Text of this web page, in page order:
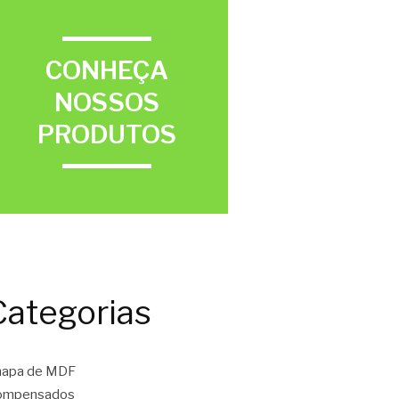
CONHEÇA
NOSSOS
PRODUTOS
de MDF